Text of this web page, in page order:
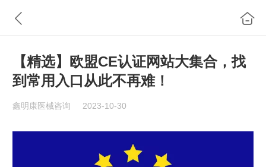
【精选】欧盟CE认证网站大集合，找
到常用入口从此不再难！
鑫明康医械咨询 2023-10-30